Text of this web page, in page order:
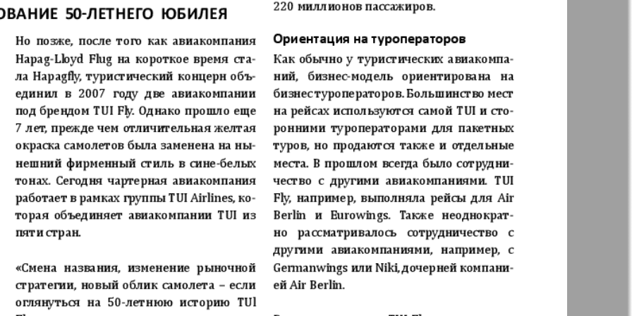
Диалог Diplomat Дом и семья
Дублин
инфоцентр
Еврейская газета
Еврейская
панорама
ExPress Жасмин Жизнь женщины
Здоровье Игуана Идеальная фирма
iDEAL Карьера